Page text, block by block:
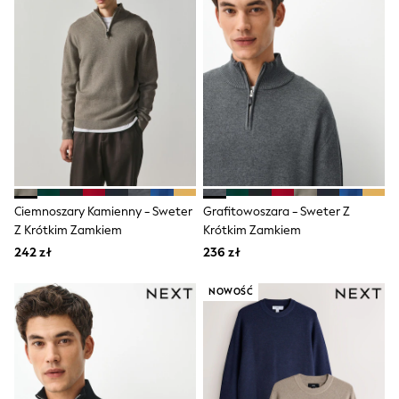
Trending: Clogs
Toy Story
Pokemon
Spiderman
THE SET
All Clothing
T-Shirts
Shorts
Shirts
Sets & Outfits
Joggers
Trousers & Chinos
Sweatshirts & Hoodies
Knitwear
Nightwear & Pyjamas
Swimwear
Suits & Waistcoats
Multipacks
All Holiday Shop
Tops & T-Shirts
Shorts
Ciemnoszary Kamienny - Sweter
Z Krótkim Zamkiem
242 zł
Grafitowoszara - Sweter Z
Krótkim Zamkiem
236 zł
NOWOŚĆ